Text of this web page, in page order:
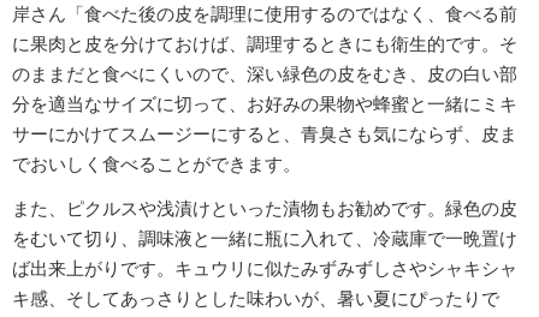
岸さん「食べた後の皮を調理に使用するのではなく、食べる前
に果肉と皮を分けておけば、調理するときにも衛生的です。そ
のままだと食べにくいので、深い緑色の皮をむき、皮の白い部
分を適当なサイズに切って、お好みの果物や蜂蜜と一緒にミキ
サーにかけてスムージーにすると、青臭さも気にならず、皮ま
でおいしく食べることができます。
また、ピクルスや浅漬けといった漬物もお勧めです。緑色の皮
をむいて切り、調味液と一緒に瓶に入れて、冷蔵庫で一晩置け
ば出来上がりです。キュウリに似たみずみずしさやシャキシャ
キ感、そしてあっさりとした味わいが、暑い夏にぴったりで